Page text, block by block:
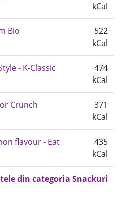
kCal
Bio
522
kCal
- K-Classic
474
kCal
Crunch
371
kCal
flavour - Eat
435
kCal
din categoria Snackuri